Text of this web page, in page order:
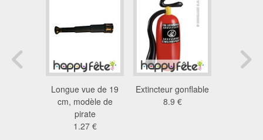
Longue vue de 19
cm, modèle de
pirate
1.27 €
Extincteur gonflable
8.9 €